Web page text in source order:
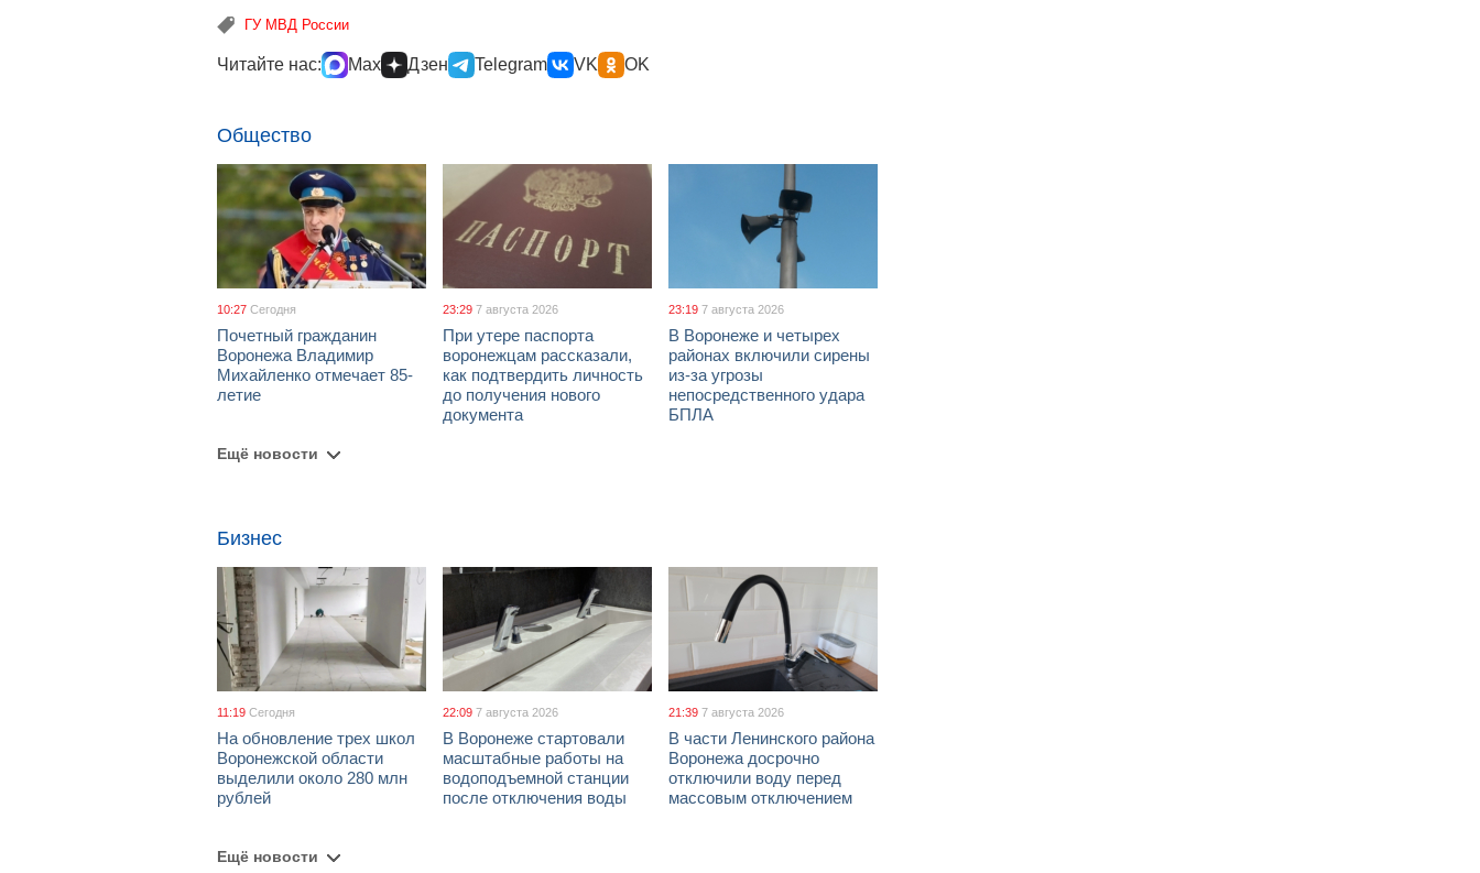
ГУ МВД России
Читайте нас: Max Дзен Telegram VK OK
Общество
10:27 Сегодня
Почетный гражданин
Воронежа Владимир
Михайленко отмечает 85-
летие
23:29 7 августа 2026
При утере паспорта
воронежцам рассказали,
как подтвердить личность
до получения нового
документа
23:19 7 августа 2026
В Воронеже и четырех
районах включили сирены
из-за угрозы
непосредственного удара
БПЛА
Ещё новости
Бизнес
11:19 Сегодня
На обновление трех школ
Воронежской области
выделили около 280 млн
рублей
22:09 7 августа 2026
В Воронеже стартовали
масштабные работы на
водоподъемной станции
после отключения воды
21:39 7 августа 2026
В части Ленинского района
Воронежа досрочно
отключили воду перед
массовым отключением
Ещё новости